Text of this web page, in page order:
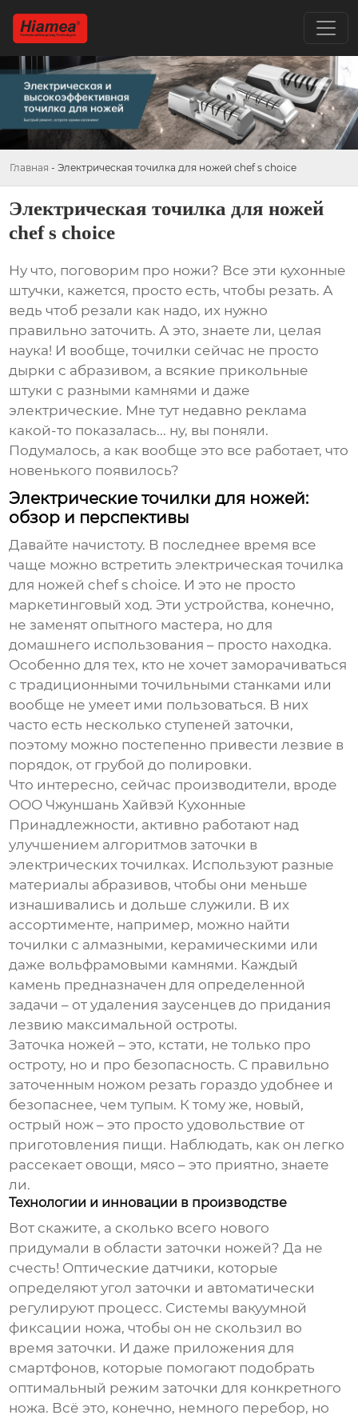
Главная - Электрическая точилка для ножей chef s choice
Электрическая точилка для ножей
chef s choice
Ну что, поговорим про ножи? Все эти кухонные
штучки, кажется, просто есть, чтобы резать. А
ведь чтоб резали как надо, их нужно
правильно заточить. А это, знаете ли, целая
наука! И вообще, точилки сейчас не просто
дырки с абразивом, а всякие прикольные
штуки с разными камнями и даже
электрические. Мне тут недавно реклама
какой-то показалась... ну, вы поняли.
Подумалось, а как вообще это все работает, что
новенького появилось?
Электрические точилки для ножей:
обзор и перспективы
Давайте начистоту. В последнее время все
чаще можно встретитьэлектрическая точилка
для ножей chef s choice. И это не просто
маркетинговый ход. Эти устройства, конечно,
не заменят опытного мастера, но для
домашнего использования – просто находка.
Особенно для тех, кто не хочет заморачиваться
с традиционными точильными станками или
вообще не умеет ими пользоваться. В них
часто есть несколько ступеней заточки,
поэтому можно постепенно привести лезвие в
порядок, от грубой до полировки.
Что интересно, сейчас производители, вроде
ООО Чжуншань Хайвэй Кухонные
Принадлежности, активно работают над
улучшением алгоритмов заточки в
электрических точилках. Используют разные
материалы абразивов, чтобы они меньше
изнашивались и дольше служили. В их
ассортименте, например, можно найти
точилки с алмазными, керамическими или
даже вольфрамовыми камнями. Каждый
камень предназначен для определенной
задачи – от удаления заусенцев до придания
лезвию максимальной остроты.
Заточка ножей – это, кстати, не только про
остроту, но и про безопасность. С правильно
заточенным ножом резать гораздо удобнее и
безопаснее, чем тупым. К тому же, новый,
острый нож – это просто удовольствие от
приготовления пищи. Наблюдать, как он легко
рассекает овощи, мясо – это приятно, знаете
ли.
Технологии и инновации в производстве
Вот скажите, а сколько всего нового
придумали в области заточки ножей? Да не
счесть! Оптические датчики, которые
определяют угол заточки и автоматически
регулируют процесс. Системы вакуумной
фиксации ножа, чтобы он не скользил во
время заточки. И даже приложения для
смартфонов, которые помогают подобрать
оптимальный режим заточки для конкретного
ножа. Всё это, конечно, немного перебор, но